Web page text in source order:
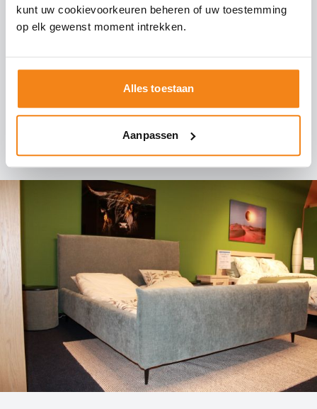
kunt uw cookievoorkeuren beheren of uw toestemming
op elk gewenst moment intrekken.
Alles toestaan
Aanpassen
❯Showmodel Ledikant Claudia gestoffeerd 180 x 210
Showmodelprijs = Afhaalprijs